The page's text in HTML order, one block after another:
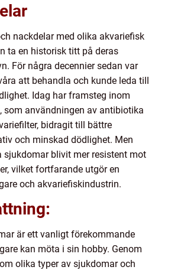
nackdelar med olika akvariefisk
ta en historisk titt på deras
För några decennier sedan var
att behandla och kunde leda till
Idag har framsteg inom
som användningen av antibiotika
bidragit till bättre
och minskad dödlighet. Men
sjukdomar blivit mer resistent mot
vilket fortfarande utgör en
och akvariefiskindustrin.
är ett vanligt förekommande
kan möta i sin hobby. Genom
olika typer av sjukdomar och